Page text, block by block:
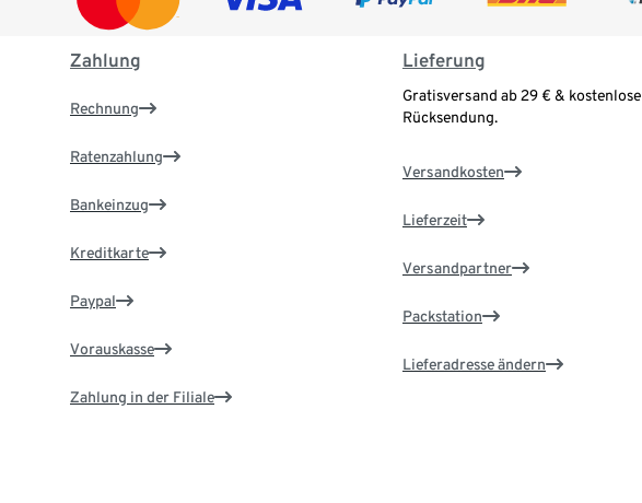
Zahlung
Rechnung
Ratenzahlung
Bankeinzug
Kreditkarte
Paypal
Vorauskasse
Zahlung in der Filiale
Lieferung
Gratisversand ab 29 € & kostenlose
Rücksendung.
Versandkosten
Lieferzeit
Versandpartner
Packstation
Lieferadresse ändern